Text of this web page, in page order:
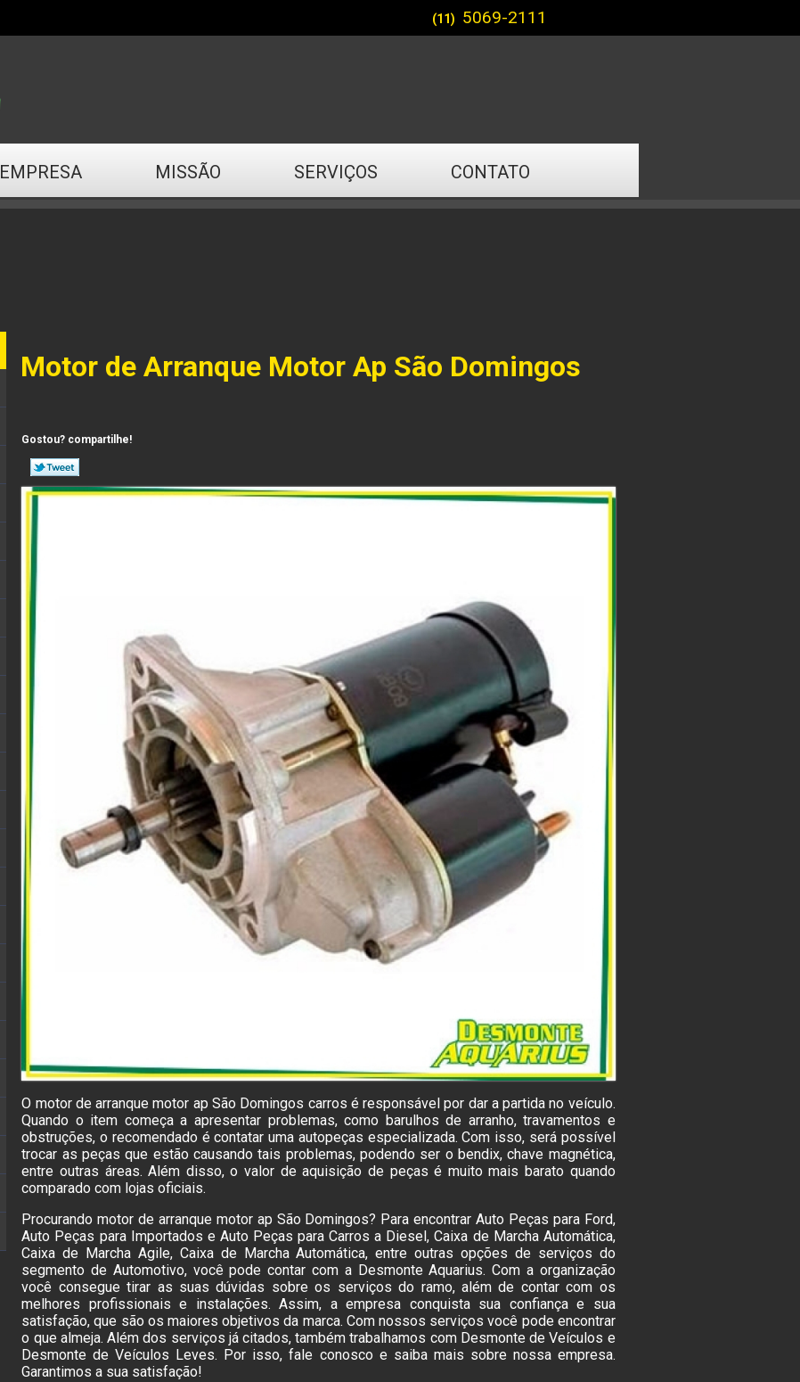
EMPRESA MISSÃO SERVIÇOS CONTATO
(11) 5069-2111
Motor de Arranque Motor Ap São Domingos
Gostou? compartilhe!
O motor de arranque motor ap São Domingos carros é responsável por dar a partida no veículo.
Quando o item começa a apresentar problemas, como barulhos de arranho, travamentos e
obstruções, o recomendado é contatar uma autopeças especializada. Com isso, será possível
trocar as peças que estão causando tais problemas, podendo ser o bendix, chave magnética,
entre outras áreas. Além disso, o valor de aquisição de peças é muito mais barato quando
comparado com lojas oficiais.
Procurando motor de arranque motor ap São Domingos? Para encontrar Auto Peças para Ford,
Auto Peças para Importados e Auto Peças para Carros a Diesel, Caixa de Marcha Automática,
Caixa de Marcha Agile, Caixa de Marcha Automática, entre outras opções de serviços do
segmento de Automotivo, você pode contar com a Desmonte Aquarius. Com a organização
você consegue tirar as suas dúvidas sobre os serviços do ramo, além de contar com os
melhores profissionais e instalações. Assim, a empresa conquista sua confiança e sua
satisfação, que são os maiores objetivos da marca. Com nossos serviços você pode encontrar
o que almeja. Além dos serviços já citados, também trabalhamos com Desmonte de Veículos e
Desmonte de Veículos Leves. Por isso, fale conosco e saiba mais sobre nossa empresa.
Garantimos a sua satisfação!